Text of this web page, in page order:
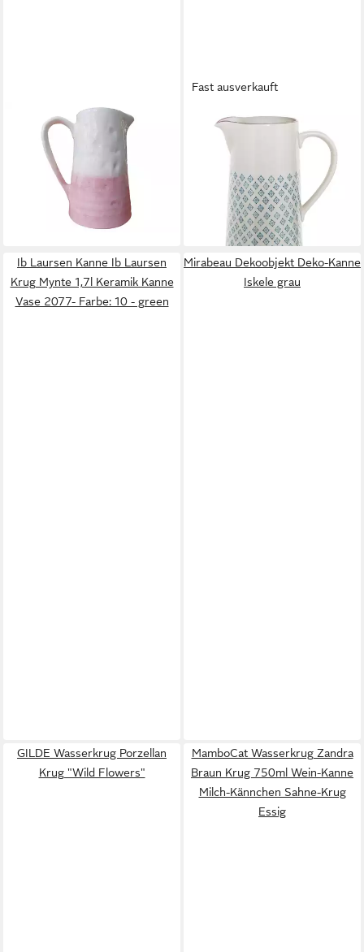
VISTA PORTUGUESE
Wasserkrug Only Rose Krug L
79,90 €
lieferbar - in 2-3 Werktagen bei dir
Fast ausverkauft
BLOOMINGVILLE
Wasserkrug Patrizia Jug, Blue,
Stoneware, 2L Krug, Keramik
Wasserkanne, Milchkrug,
Saftkrug, dänisch Design, blau
39,59 €
lieferbar - in 2-3 Werktagen bei dir
Ib Laursen Kanne Ib Laursen
Krug Mynte 1,7l Keramik Kanne
Vase 2077- Farbe: 10 - green
Mirabeau Dekoobjekt Deko-Kanne
Iskele grau
GILDE Wasserkrug Porzellan
Krug "Wild Flowers"
MamboCat Wasserkrug Zandra
Braun Krug 750ml Wein-Kanne
Milch-Kännchen Sahne-Krug
Essig